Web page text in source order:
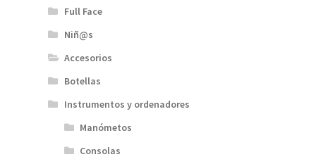
Full Face
Niñ@s
Accesorios
Botellas
Instrumentos y ordenadores
Manómetos
Consolas